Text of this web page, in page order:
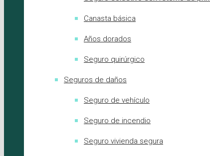
Canasta básica
Años dorados
Seguro quirúrgico
Seguros de daños
Seguro de vehículo
Seguro de incendio
Seguro vivienda segura